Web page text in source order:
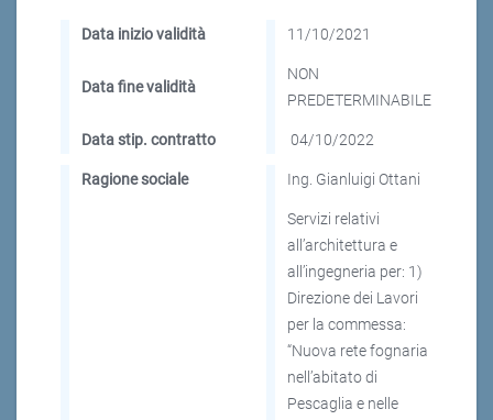
Data inizio validità 11/10/2021
Data fine validità
NON
PREDETERMINABILE
Data stip. contratto 04/10/2022
Ragione sociale Ing. Gianluigi Ottani
Servizi relativi
all’architettura e
all’ingegneria per: 1)
Direzione dei Lavori
per la commessa:
“Nuova rete fognaria
nell’abitato di
Pescaglia e nelle